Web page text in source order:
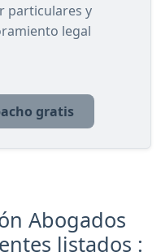
particulares y
legal
gratis
Abogados
listados :